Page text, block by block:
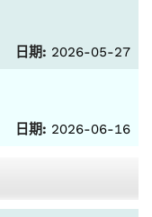
日期: 2026-05-27
日期: 2026-06-16